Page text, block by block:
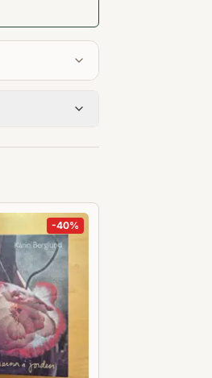
-40%